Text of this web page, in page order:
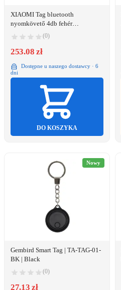
XIAOMI Tag bluetooth
nyomkövető 4db fehér
BHR08SKGL
(0)
253.08 zł
Dostępne u naszego dostawcy · 6
dni
DO KOSZYKA
Nowy
Gembird Smart Tag | TA-TAG-01-
BK | Black
(0)
27.13 zł